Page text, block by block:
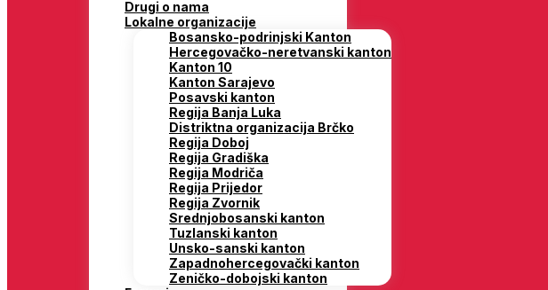
Drugi o nama
Lokalne organizacije
Bosansko-podrinjski Kanton
Hercegovačko-neretvanski kanton
Kanton 10
Kanton Sarajevo
Posavski kanton
Regija Banja Luka
Distriktna organizacija Brčko
Regija Doboj
Regija Gradiška
Regija Modriča
Regija Prijedor
Regija Zvornik
Srednjobosanski kanton
Tuzlanski kanton
Unsko-sanski kanton
Zapadnohercegovački kanton
Zeničko-dobojski kanton